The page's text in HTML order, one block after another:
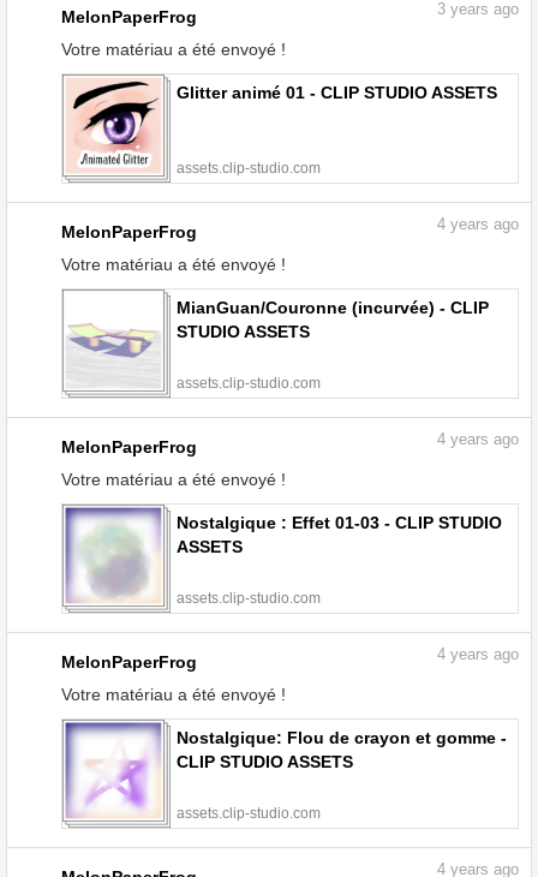
MelonPaperFrog
Votre matériau a été envoyé !
3 years ago
Glitter animé 01 - CLIP STUDIO ASSETS
assets.clip-studio.com
MelonPaperFrog
Votre matériau a été envoyé !
4 years ago
MianGuan/Couronne (incurvée) - CLIP
STUDIO ASSETS
assets.clip-studio.com
MelonPaperFrog
Votre matériau a été envoyé !
4 years ago
Nostalgique : Effet 01-03 - CLIP STUDIO
ASSETS
assets.clip-studio.com
MelonPaperFrog
Votre matériau a été envoyé !
4 years ago
Nostalgique: Flou de crayon et gomme -
CLIP STUDIO ASSETS
assets.clip-studio.com
4 years ago